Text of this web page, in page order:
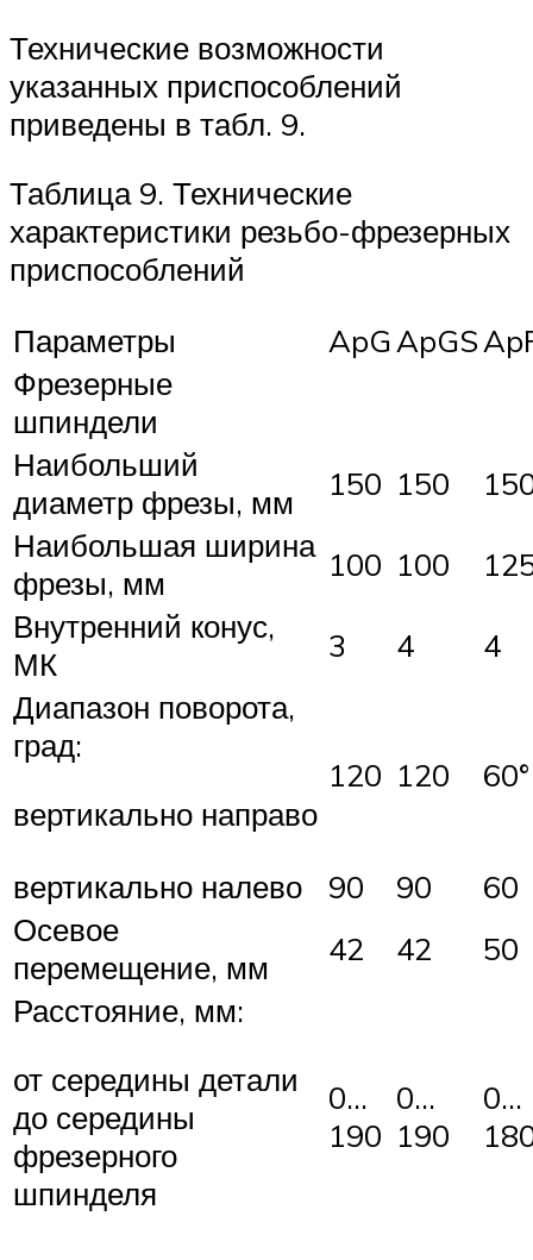
Технические возможности
указанных приспособлений
приведены в табл. 9.
Таблица 9. Технические
характеристики резьбо-фрезерных
приспособлений
Параметры
ApGApGS
Фрезерные
шпиндели
Наибольший
диаметр фрезы, мм
150 150
Наибольшая ширина
фрезы, мм
100 100
Внутренний конус,
МК
3 4
4
Диапазон поворота,
град:
вертикально направо
120 120 60°
вертикально налево 90 90
60
Осевое
перемещение, мм
42 42
50
Расстояние, мм:
от середины детали
до середины
фрезерного
шпинделя
0…
190
0…
190
0…